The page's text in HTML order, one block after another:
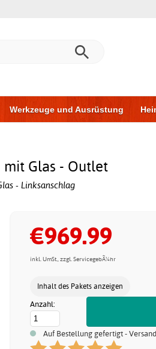
Werkzeuge und Ausrüstung
mit Glas - Outlet
- Linksanschlag
€969.99
inkl. UmSt., zzgl. ServicegebÃ¼hr
Inhalt des Pakets anzeigen
Anzahl:
Auf Bestellung gefertigt -